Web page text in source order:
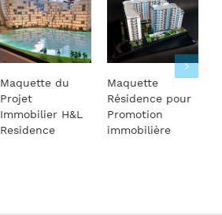
Maquette du
Projet
Immobilier H&L
Residence
Maquette
Résidence pour
Promotion
immobilière